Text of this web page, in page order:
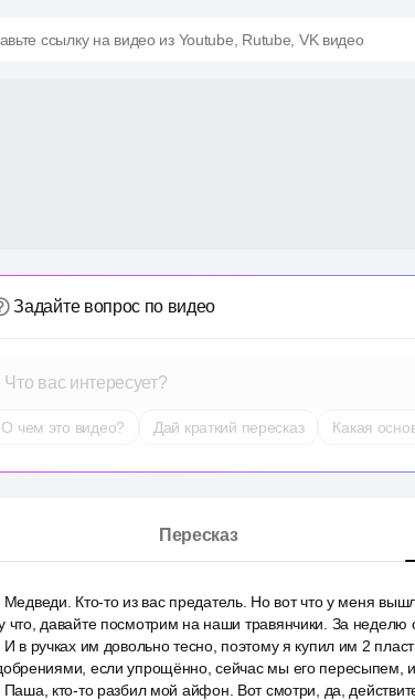
ссылку на видео из Youtube, Rutube, VK видео
Задайте вопрос по видео
Что вас интересует?
О чем это видео? Дай краткий пересказ Какая
Пересказ
Медведи. Кто-то из вас предатель. Но вот что у меня
что, давайте посмотрим на наши травянчики. За неделю
И в ручках им довольно тесно, поэтому я купил им 2
если упрощённо, сейчас мы его пересыпем, и
Паша, кто-то разбил мой айфон. Вот смотри, да,